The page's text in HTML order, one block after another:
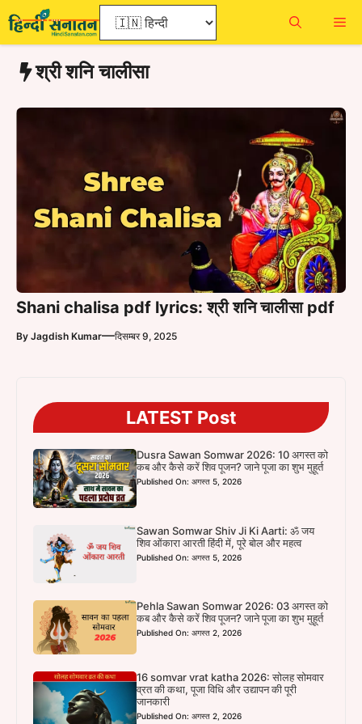
to
content
श्री शनि चालीसा
Shani chalisa pdf lyrics: श्री शनि चालीसा pdf
By Jagdish Kumar—दिसम्बर 9, 2025
LATEST Post
Dusra Sawan Somwar 2026: 10 अगस्त को
कब और कैसे करें शिव पूजन? जाने पूजा का शुभ मुहूर्त
Published On: अगस्त 5, 2026
Sawan Somwar Shiv Ji Ki Aarti: ॐ जय
शिव ओंकारा आरती हिंदी में, पूरे बोल और महत्व
Published On: अगस्त 5, 2026
Pehla Sawan Somwar 2026: 03 अगस्त को
कब और कैसे करें शिव पूजन? जाने पूजा का शुभ मुहूर्त
Published On: अगस्त 2, 2026
16 somvar vrat katha 2026: सोलह सोमवार
व्रत की कथा, पूजा विधि और उद्यापन की पूरी
जानकारी
Published On: अगस्त 2, 2026